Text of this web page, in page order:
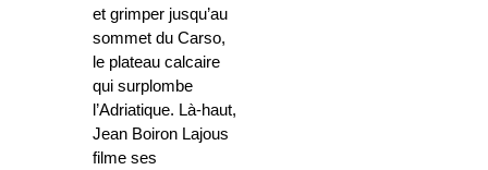
et grimper jusqu’au
sommet du Carso,
le plateau calcaire
qui surplombe
l’Adriatique. Là-haut,
Jean Boiron Lajous
filme ses